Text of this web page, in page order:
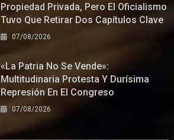
Propiedad Privada, Pero El Oficialismo
Tuvo Que Retirar Dos Capítulos Clave
07/08/2026
«La Patria No Se Vende»:
Multitudinaria Protesta Y Durísima
Represión En El Congreso
07/08/2026